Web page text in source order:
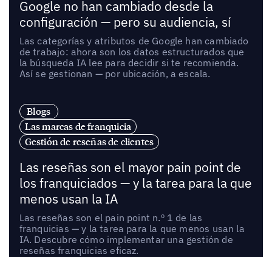
Google no han cambiado desde la
configuración — pero su audiencia, sí
Las categorías y atributos de Google han cambiado
de trabajo: ahora son los datos estructurados que
la búsqueda IA lee para decidir si te recomienda.
Así se gestionan — por ubicación, a escala.
Blogs
Las marcas de franquicia
Gestión de reseñas de clientes
Las reseñas son el mayor pain point de
los franquiciados — y la tarea para la que
menos usan la IA
Las reseñas son el pain point n.º 1 de las
franquicias — y la tarea para la que menos usan la
IA. Descubre cómo implementar una gestión de
reseñas franquicias eficaz.